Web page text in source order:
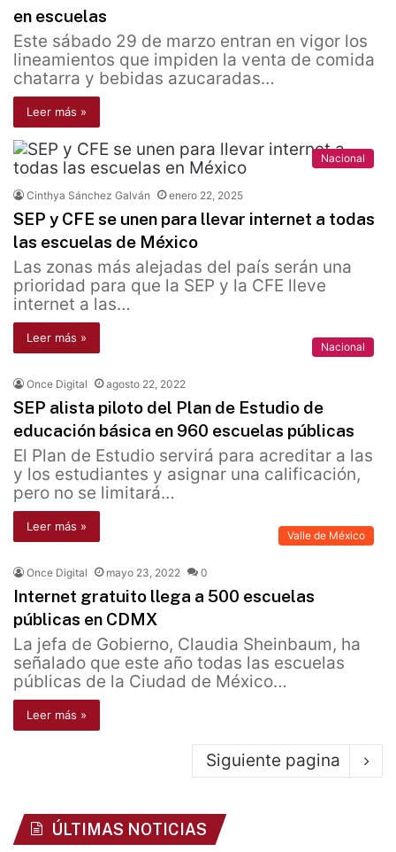
en escuelas
Este sábado 29 de marzo entran en vigor los
lineamientos que impiden la venta de comida
chatarra y bebidas azucaradas…
Leer más »
Nacional
Cinthya Sánchez Galván enero 22, 2025
SEP y CFE se unen para llevar internet a todas
las escuelas de México
Las zonas más alejadas del país serán una
prioridad para que la SEP y la CFE lleve
internet a las…
Leer más »
Nacional
Once Digital agosto 22, 2022
SEP alista piloto del Plan de Estudio de
educación básica en 960 escuelas públicas
El Plan de Estudio servirá para acreditar a las
y los estudiantes y asignar una calificación,
pero no se limitará…
Leer más »
Valle de México
Once Digital mayo 23, 2022 0
Internet gratuito llega a 500 escuelas
públicas en CDMX
La jefa de Gobierno, Claudia Sheinbaum, ha
señalado que este año todas las escuelas
públicas de la Ciudad de México…
Leer más »
Siguiente pagina
ÚLTIMAS NOTICIAS